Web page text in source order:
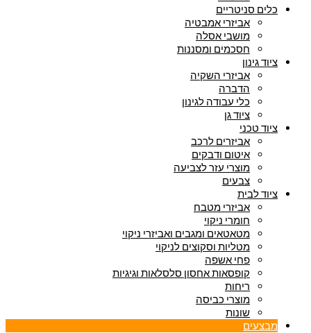
כלים סניטריים
אביזרי אמבטיה
מושבי אסלה
חסכמים ומסננות
ציוד גינון
אביזרי השקיה
הדברה
כלי עבודה לגינון
ציוד גן
ציוד טכני
אביזרים לרכב
איטום ודבקים
מוצרי עזר לצביעה
צבעים
ציוד לבית
אביזרי מטבח
חומרי ניקוי
מטאטאים ומגבים ואביזרי ניקוי
מטליות וסקוצים לניקוי
פחי אשפה
קופסאות אחסון סלסלאות וגיגיות
ריחות
מוצרי כביסה
שונות
מבצעים